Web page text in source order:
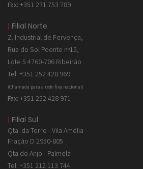
Fax: +351 271 753 789
| Filial Norte
Z. Industrial de Fervença,
Rua do Sol Poente nº15,
Lote 5 4760-706 Ribeirão
Tel: +351 252 428 969
(Chamada para a rede fixa nacional)
Fax: +351 252 428 971
| Filial Sul
Qta. da Torre - Vila Amélia
Fração D 2950-805
Qta do Anjo - Palmela
Tel: +351 212 113 744